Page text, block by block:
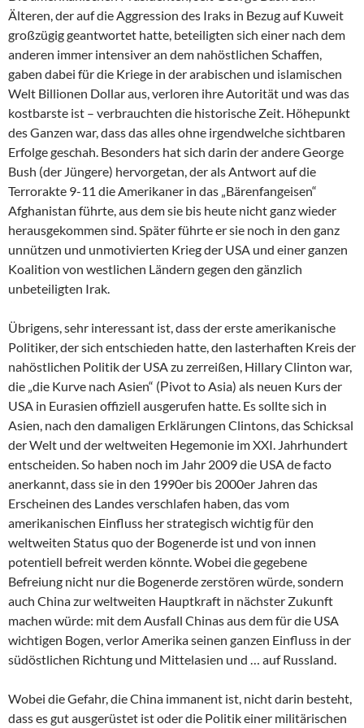
Älteren, der auf die Aggression des Iraks in Bezug auf Kuweit
großzügig geantwortet hatte, beteiligten sich einer nach dem
anderen immer intensiver an dem nahöstlichen Schaffen,
gaben dabei für die Kriege in der arabischen und islamischen
Welt Billionen Dollar aus, verloren ihre Autorität und was das
kostbarste ist – verbrauchten die historische Zeit. Höhepunkt
des Ganzen war, dass das alles ohne irgendwelche sichtbaren
Erfolge geschah. Besonders hat sich darin der andere George
Bush (der Jüngere) hervorgetan, der als Antwort auf die
Terrorakte 9-11 die Amerikaner in das „Bärenfangeisen“
Afghanistan führte, aus dem sie bis heute nicht ganz wieder
herausgekommen sind. Später führte er sie noch in den ganz
unnützen und unmotivierten Krieg der USA und einer ganzen
Koalition von westlichen Ländern gegen den gänzlich
unbeteiligten Irak.
Übrigens, sehr interessant ist, dass der erste amerikanische
Politiker, der sich entschieden hatte, den lasterhaften Kreis der
nahöstlichen Politik der USA zu zerreißen, Hillary Clinton war,
die „die Kurve nach Asien“ (Рivot to Asia) als neuen Kurs der
USA in Eurasien offiziell ausgerufen hatte. Es sollte sich in
Asien, nach den damaligen Erklärungen Clintons, das Schicksal
der Welt und der weltweiten Hegemonie im XXI. Jahrhundert
entscheiden. So haben noch im Jahr 2009 die USA de facto
anerkannt, dass sie in den 1990er bis 2000er Jahren das
Erscheinen des Landes verschlafen haben, das vom
amerikanischen Einfluss her strategisch wichtig für den
weltweiten Status quo der Bogenerde ist und von innen
potentiell befreit werden könnte. Wobei die gegebene
Befreiung nicht nur die Bogenerde zerstören würde, sondern
auch China zur weltweiten Hauptkraft in nächster Zukunft
machen würde: mit dem Ausfall Chinas aus dem für die USA
wichtigen Bogen, verlor Amerika seinen ganzen Einfluss in der
südöstlichen Richtung und Mittelasien und … auf Russland.
Wobei die Gefahr, die China immanent ist, nicht darin besteht,
dass es gut ausgerüstet ist oder die Politik einer militärischen